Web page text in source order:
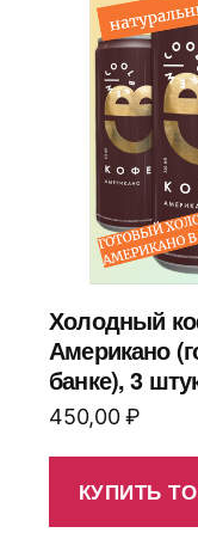
Холодный
Американо
банке), 3
450,00₽
КУПИТЬ